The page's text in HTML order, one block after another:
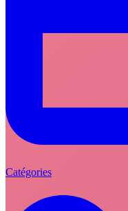
Catégories